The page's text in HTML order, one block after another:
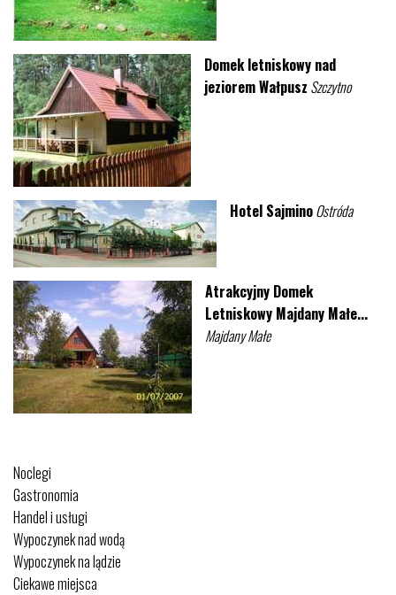
Domek letniskowy nad
jeziorem Wałpusz Szczytno
Hotel SajminoOstróda
Atrakcyjny Domek
Letniskowy Majdany Małe...
Majdany Małe
Noclegi
Gastronomia
Handel i usługi
Wypoczynek nad wodą
Wypoczynek na lądzie
Ciekawe miejsca